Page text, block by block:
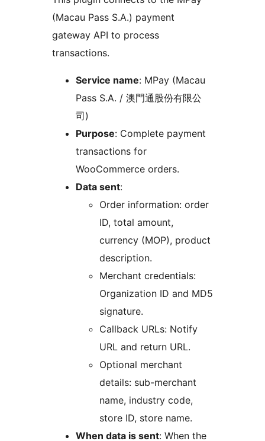
(Macau Pass S.A.) payment
gateway API to process
transactions.
Service name: MPay (Macau
Pass S.A. / 澳門通股份有限公
司)
Purpose: Complete payment
transactions for
WooCommerce orders.
Data sent:
Order information: order
ID, total amount,
currency (MOP), product
description.
Merchant credentials:
Organization ID and MD5
signature.
Callback URLs: Notify
URL and return URL.
Optional merchant
details: sub-merchant
name, industry code,
store ID, store name.
When data is sent: When the